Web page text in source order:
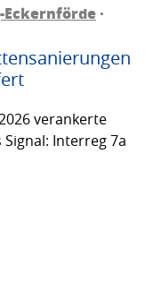
Eckernförde·
verankerte
Interreg 7a